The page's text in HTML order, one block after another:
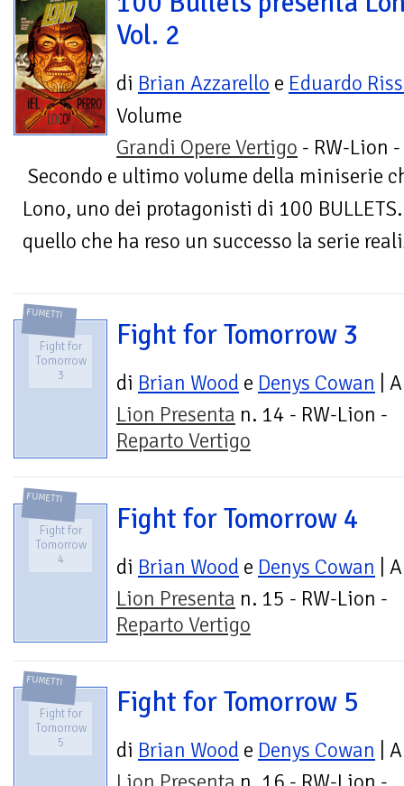
Vol. 2
di Brian Azzarello e Eduardo
Volume
Grandi Opere Vertigo - RW-Lion -
Secondo e ultimo volume della miniserie
Lono, uno dei protagonisti di 100
quello che ha reso un successo la serie
FUMETTI
Fight for
Tomorrow
3
Fight for Tomorrow 3
di Brian Wood e Denys Cowan |
Lion Presenta n. 14 - RW-Lion -
Reparto Vertigo
FUMETTI
Fight for
Tomorrow
4
Fight for Tomorrow 4
di Brian Wood e Denys Cowan |
Lion Presenta n. 15 - RW-Lion -
Reparto Vertigo
FUMETTI
Fight for
Tomorrow
5
Fight for Tomorrow 5
di Brian Wood e Denys Cowan |